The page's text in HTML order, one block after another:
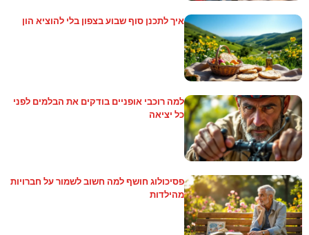
איך לתכנן סוף שבוע בצפון בלי להוציא הון
למה רוכבי אופניים בודקים את הבלמים לפני
כל יציאה
פסיכולוג חושף למה חשוב לשמור על חברויות
מהילדות